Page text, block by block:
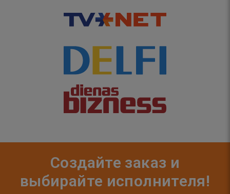
Создайте заказ и
выбирайте исполнителя!